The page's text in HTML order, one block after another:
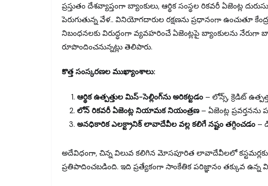
ప్రస్తుతం దేశవ్యాప్తంగా బ్యాంకులు, ఆర్థిక సంస్థల రికవరీ ఏజెంట్ల
పెరుగుతున్న వేళ.. వినియోగదారుల రక్షణను ప్రధానంగా ఉంచుతూ
నిబంధనలకు విరుద్ధంగా వ్యవహరించే ఏజెంట్లపై బ్యాంకులను నేరుగా
రూపొందించనున్నట్లు తెలిపారు.
కొత్త సంస్కరణల ముఖ్యాంశాలు:
ఆర్థిక ఉత్పత్తుల మిస్-సెల్లింగ్‌ను అరికట్టడం – లోన్స్, క్రెడిట్
లోన్ రికవరీ ఏజెంట్ల నియామక నియంత్రణ– ఏజెంట్ల ప్రవర్తనను
అనధికారిక ఎలక్ట్రానిక్ లావాదేవీల వల్ల కలిగే నష్టం తగ్గించడం –
అదేవిధంగా, చిన్న విలువ కలిగిన మోసపూరిత లావాదేవీలలో కస్టమర్లకు
ప్రతిపాదించబడింది. ఇది ప్రత్యేకంగా సాంకేతిక పరిజ్ఞానం తక్కువ